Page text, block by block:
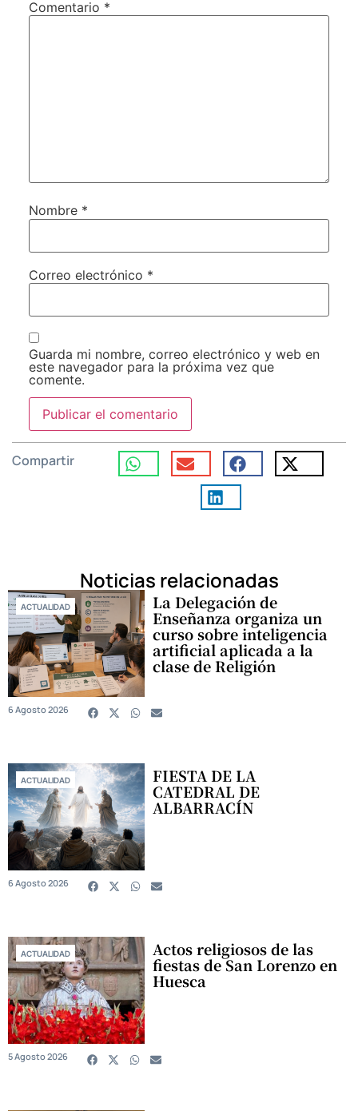
Comentario *
Nombre *
Correo electrónico *
Guarda mi nombre, correo electrónico y web en
este navegador para la próxima vez que
comente.
Compartir
Noticias relacionadas
ACTUALIDAD La Delegación de
Enseñanza organiza un
curso sobre inteligencia
artificial aplicada a la
clase de Religión
6 Agosto 2026
ACTUALIDAD FIESTA DE LA
CATEDRAL DE
ALBARRACÍN
6 Agosto 2026
ACTUALIDAD Actos religiosos de las
fiestas de San Lorenzo en
Huesca
5 Agosto 2026